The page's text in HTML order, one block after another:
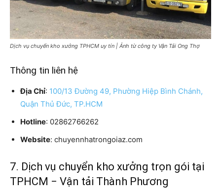
Dịch vụ chuyển kho xưởng TPHCM uy tín | Ảnh từ công ty Vận Tải Ong Thợ
Thông tin liên hệ
Địa Chỉ: 100/13 Đường 49, Phường Hiệp Bình Chánh,
Quận Thủ Đức, TP.HCM
Hotline: 02862766262
Website: chuyennhatrongoiaz.com
7. Dịch vụ chuyển kho xưởng trọn gói tại
TPHCM − Vận tải Thành Phương